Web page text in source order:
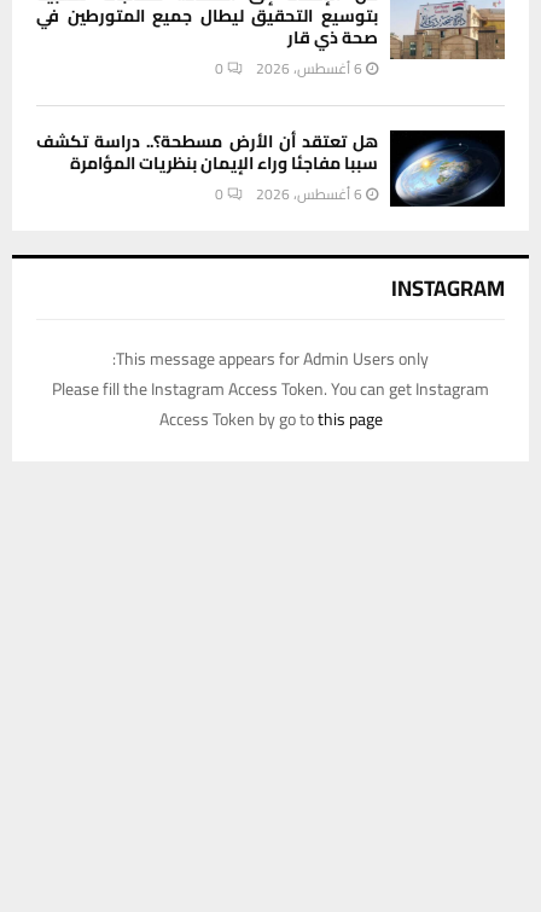
بتوسيع التحقيق ليطال جميع المتورطين في
صحة ذي قار
6 أغسطس، 2026 0
هل تعتقد أن الأرض مسطحة؟.. دراسة تكشف
سببا مفاجئا وراء الإيمان بنظريات المؤامرة
6 أغسطس، 2026 0
INSTAGRAM
This message appears for Admin Users only:
Please fill the Instagram Access Token. You can get Instagram
Access Token by go tothis page